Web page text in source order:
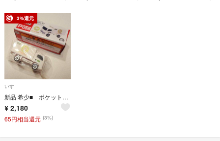
3%還元
いすゞ
新品 希少■ ポケットトミカ P056■ いすゞ コープデリトラック エルフ 白
¥ 2,180
65円相当還元 (3%)